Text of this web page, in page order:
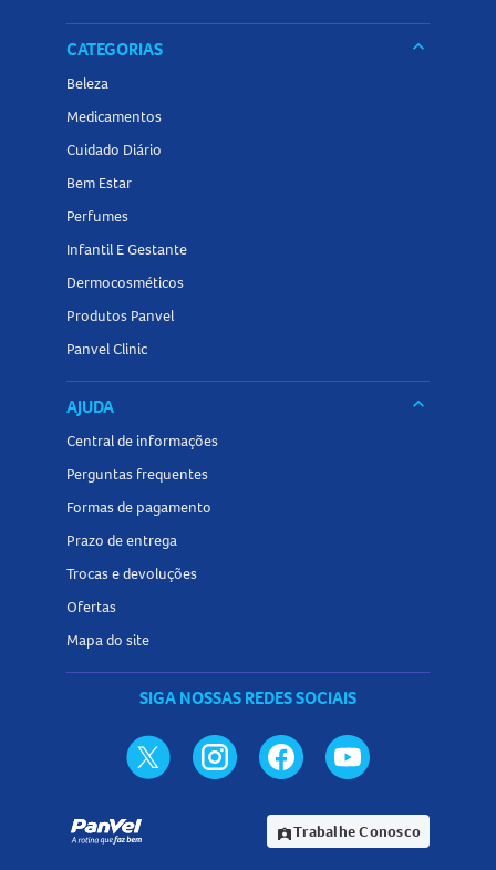
especial!CATEGORIAS keyboard_arrow_down
Beleza
Medicamentos
Cuidado Diário
Bem Estar
Perfumes
Infantil E Gestante
Dermocosméticos
Produtos Panvel
Panvel Clinic
AJUDA keyboard_arrow_down
Central de informações
Perguntas frequentes
Formas de pagamento
Prazo de entrega
Trocas e devoluções
Ofertas
Mapa do site
SIGA NOSSAS REDES SOCIAIS
assignment_indTrabalhe Conosco